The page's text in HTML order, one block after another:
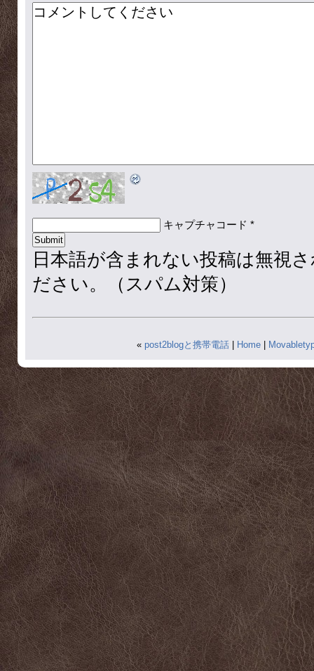
キャプチャコード *
日本語が含まれない投稿は無視
ださい。（スパム対策）
« post2blogと携帯電話| Home|